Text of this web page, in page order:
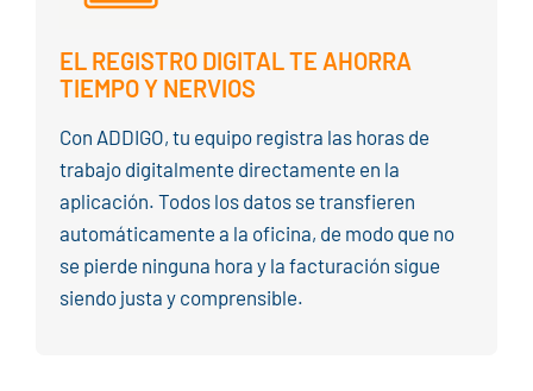
EL REGISTRO DIGITAL TE AHORRA
TIEMPO Y NERVIOS
Con ADDIGO, tu equipo registra las horas de
trabajo digitalmente directamente en la
aplicación. Todos los datos se transfieren
automáticamente a la oficina, de modo que no
se pierde ninguna hora y la facturación sigue
siendo justa y comprensible.